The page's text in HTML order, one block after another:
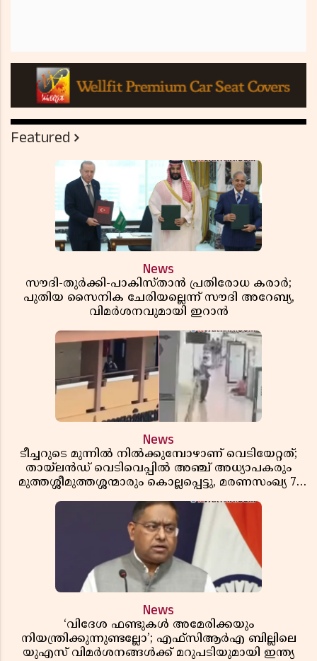
Featured
News
സൗദി-തുർക്കി-പാകിസ്താൻ പ്രതിരോധ കരാർ;
പുതിയ സൈനിക ചേരിയല്ലെന്ന് സൗദി അറേബ്യ,
വിമർശനവുമായി ഇറാൻ
News
ടീച്ചറുടെ മുന്നിൽ നിൽക്കുമ്പോഴാണ് വെടിയേറ്റത്;
തായ്‌ലൻഡ് വെടിവെപ്പിൽ അഞ്ച് അധ്യാപകരും
മുത്തശ്ശീമുത്തശ്ശന്മാരും കൊല്ലപ്പെട്ടു, മരണസംഖ്യ 7;
News
‘വിദേശ ഫണ്ടുകൾ അമേരിക്കയും
നിയന്ത്രിക്കുന്നുണ്ടല്ലോ’; എഫ്സിആർഎ ബില്ലിലെ
യുഎസ് വിമർശനങ്ങൾക്ക് മറുപടിയുമായി ഇന്ത്യ